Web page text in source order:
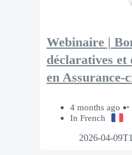
Webinaire |
déclaratives et
en Assurance-
4 months ago
In French
2026-04-